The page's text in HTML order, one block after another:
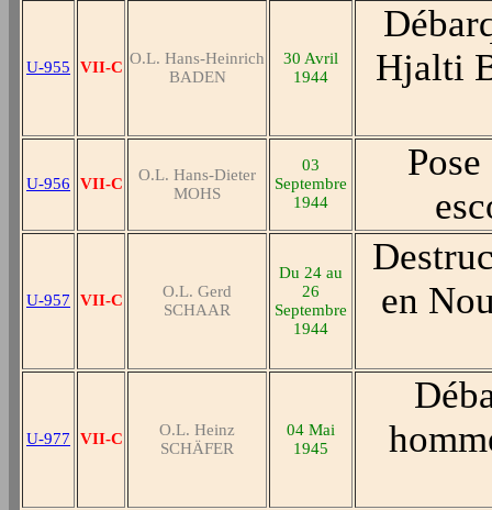
U-955 VII-C O.L. Hans-Heinrich
BADEN
30 Avril
1944
Hjalti
U-956 VII-C
O.L. Hans-Dieter
MOHS
03
Septembre
1944
U-957 VII-C
O.L. Gerd
SCHAAR
Du 24 au
26
Septembre
1944
en
U-977 VII-C
O.L. Heinz
SCHÄFER
04 Mai
1945